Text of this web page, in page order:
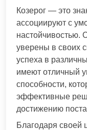
Козерог — это
ассоциируют с
настойчивостью.
уверены в своих
успеха в
имеют отличный
способности,
эффективные
достижению
Благодаря своей